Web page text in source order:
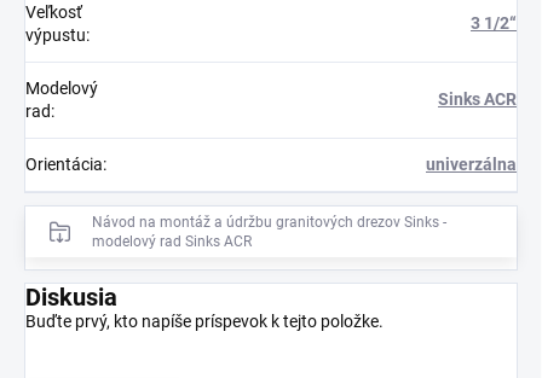
Veľkosť
výpustu:
3 1/2“
Modelový
rad:
Sinks ACR
Orientácia: univerzálna
Návod na montáž a údržbu granitových drezov Sinks -
modelový rad Sinks ACR
Diskusia
Buďte prvý, kto napíše príspevok k tejto položke.